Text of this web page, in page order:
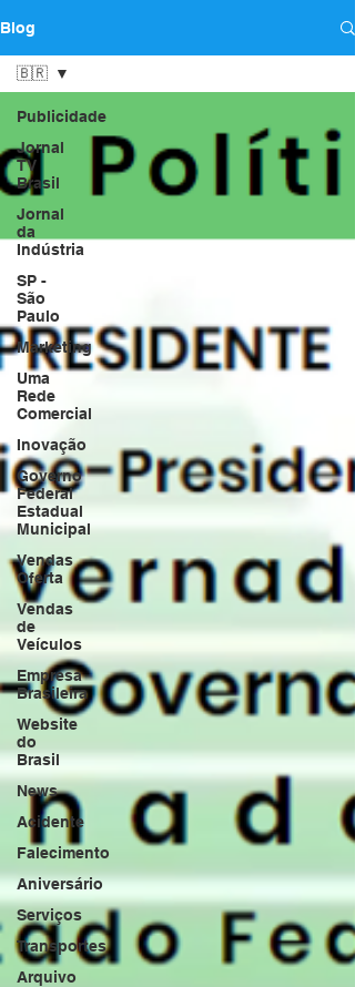
Blog
Publicidade
Jornal
TV
Brasil
Jornal
da
Indústria
SP -
São
Paulo
Marketing
Uma
Rede
Comercial
Inovação
Governo
Federal
Estadual
Municipal
Vendas
Oferta
Vendas
de
Veículos
Empresa
Brasileira
Website
do
Brasil
News
Acidente
Falecimento
Aniversário
Serviços
Transportes
Arquivo
🇧🇷